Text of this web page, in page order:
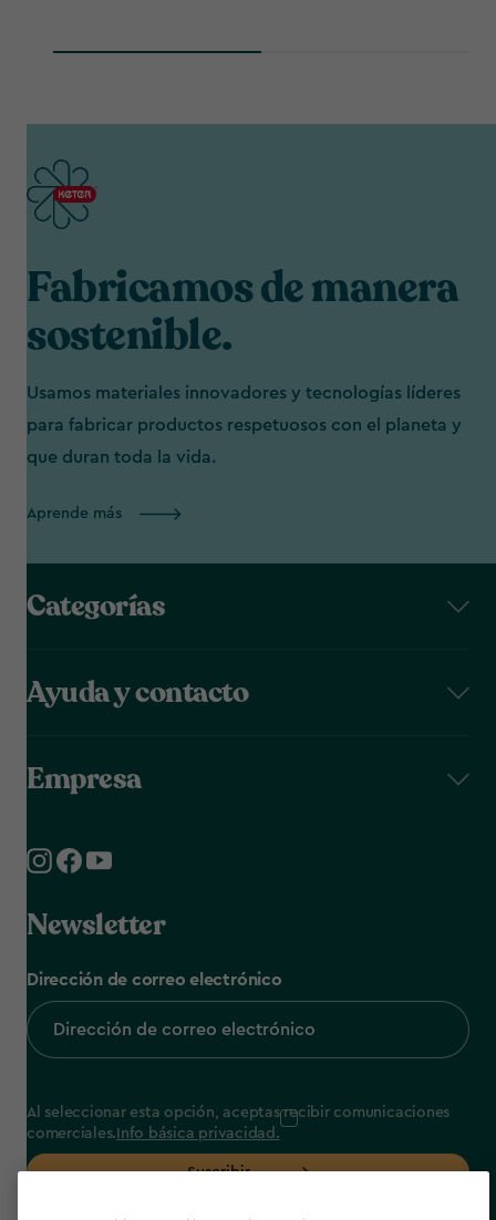
Fabricamos de manera
sostenible.
Usamos materiales innovadores y tecnologías líderes
para fabricar productos respetuosos con el planeta y
que duran toda la vida.
Aprende más
Categorías
Ayuda y contacto
Empresa
Newsletter
Dirección de correo electrónico
Al seleccionar esta opción, aceptas recibir comunicaciones
comerciales. Info básica privacidad.
Suscribir